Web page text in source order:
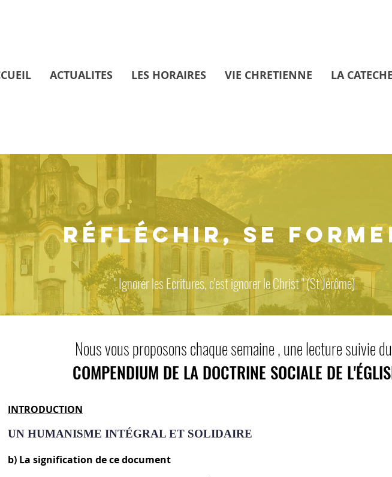
ACTUALITES LES HORAIRES VIE CHRETIENNE LA
RÉFLÉCHIR, SE
" Ignorer les Ecritures, c'est ignorer le Christ " (St Jérôme)
Nous vous proposons chaque semaine , une lecture suivie du
COMPENDIUM DE LA DOCTRINE SOCIALE DE
INTRODUCTION
UN HUMANISME INTÉGRAL ET SOLIDAIRE
b) La signification de ce document